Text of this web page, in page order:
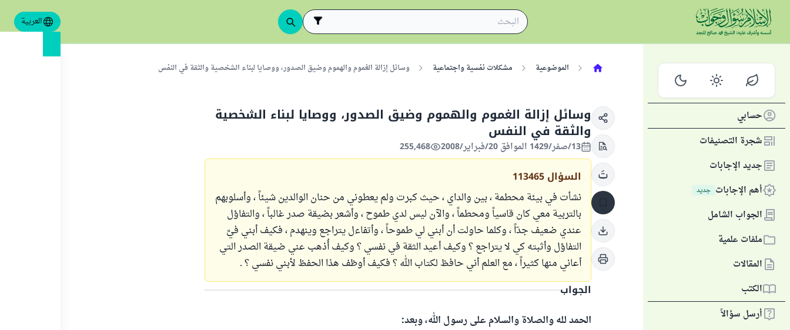
العربية
حسابي
شجرة التصنيفات
جديد الإجابات
أهم الإجابات جديد
الجواب الشامل
ملفات علمية
المقالات
الكتب
أرسل سؤالاً
الموضوعية مشكلات نفسية واجتماعية وسائل إزالة الغموم والهموم وضيق الصدور، ووصايا لبناء الشخصية والثقة في النفس
وسائل إزالة الغموم والهموم وضيق الصدور، ووصايا لبناء الشخصية
والثقة في النفس
13/صفر/1429 الموافق 20/فبراير/2008 255,468
السؤال 113465
نشأت في بيئة محطمة ، بين والداي ، حيث كبرت ولم يعطوني من حنان الوالدين شيئاً ، وأسلوبهم
بالتربية معي كان قاسياً ومحطماً ، والآن ليس لدي طموح ، وأشعر بضيقة صدر غالباً ، والتفاؤل
عندي ضعيف جدّاً ، وكلما حاولت أن أبني لي طموحاً ، وأتفاءل يتراجع وينهدم ، فكيف أبني فيَّ
التفاؤل وأثبته كي لا يتراجع ؟ وكيف أعيد الثقة في نفسي ؟ وكيف أُذهب عني ضيقة الصدر التي
أعاني منها كثيراً ، مع العلم أني حافظ لكتاب الله ؟ فكيف أوظف هذا الحفظ لأبني نفسي ؟ .
الجواب
الحمد لله والصلاة والسلام على رسول الله، وبعد: